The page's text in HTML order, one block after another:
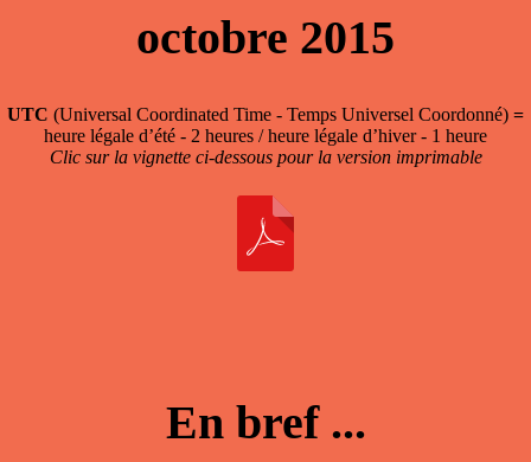
octobre 2015
UTC (Universal Coordinated Time - Temps Universel Coordonné) =
heure légale d’été - 2 heures / heure légale d’hiver - 1 heure
Clic sur la vignette ci-dessous pour la version imprimable
En bref ...